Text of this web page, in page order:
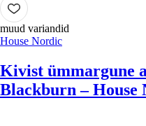
muud variandid
House Nordic
Kivist ümmargune
Blackburn – House